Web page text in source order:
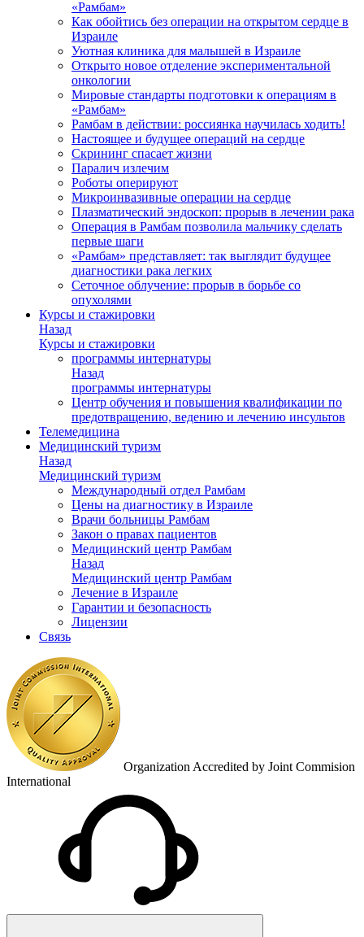
«Рамбам»
Как обойтись без операции на открытом сердце в
Израиле
Уютная клиника для малышей в Израиле
Открыто новое отделение экспериментальной
онкологии
Мировые стандарты подготовки к операциям в
«Рамбам»
Рамбам в действии: россиянка научилась ходить!
Настоящее и будущее операций на сердце
Скрининг спасает жизни
Паралич излечим
Роботы оперируют
Микроинвазивные операции на сердце
Плазматический эндоскоп: прорыв в лечении рака
Операция в Рамбам позволила мальчику сделать
первые шаги
«Рамбам» представляет: так выглядит будущее
диагностики рака легких
Сеточное облучение: прорыв в борьбе со
опухолями
Курсы и стажировки
Назад
Курсы и стажировки
программы интернатуры
Назад
программы интернатуры
Центр обучения и повышения квалификации по
предотвращению, ведению и лечению инсультов
Телемедицина
Медицинский туризм
Назад
Медицинский туризм
Международный отдел Рамбам
Цены на диагностику в Израиле
Врачи больницы Рамбам
Закон о правах пациентов
Медицинский центр Рамбам
Назад
Медицинский центр Рамбам
Лечение в Израиле
Гарантии и безопасность
Лицензии
Связь
Organization Accredited by Joint Commision
International